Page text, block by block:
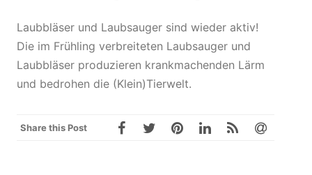
Laubbläser und Laubsauger sind wieder aktiv!
Die im Frühling verbreiteten Laubsauger und
Laubbläser produzieren krankmachenden Lärm
und bedrohen die (Klein)Tierwelt.
Share this Post